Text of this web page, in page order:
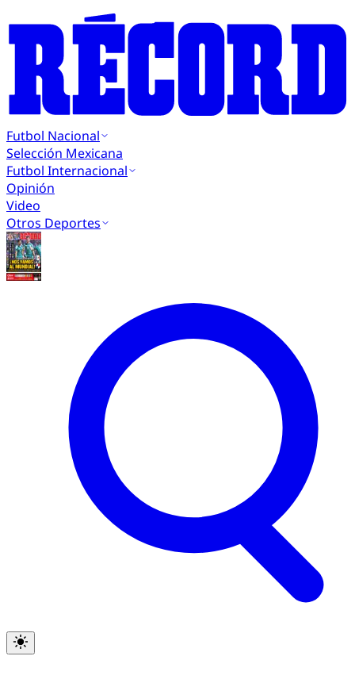
Futbol Nacional
Selección Mexicana
Futbol Internacional
Opinión
Video
Otros Deportes